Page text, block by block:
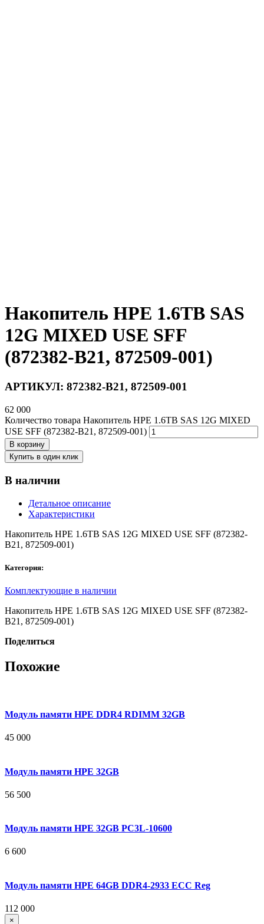
Накопитель HPE 1.6TB SAS
12G MIXED USE SFF
(872382-B21, 872509-001)
АРТИКУЛ: 872382-B21, 872509-001
62 000
Количество товара Накопитель HPE 1.6TB SAS 12G MIXED
USE SFF (872382-B21, 872509-001)
В корзину
Купить в один клик
В наличии
Детальное описание
Характеристики
Накопитель HPE 1.6TB SAS 12G MIXED USE SFF (872382-
B21, 872509-001)
Категория:
Комплектующие в наличии
Накопитель HPE 1.6TB SAS 12G MIXED USE SFF (872382-
B21, 872509-001)
Поделиться
Похожие
Модуль памяти HPE DDR4 RDIMM 32GB
45 000
Модуль памяти HPE 32GB
56 500
Модуль памяти HPE 32GB PC3L-10600
6 600
Модуль памяти HPE 64GB DDR4-2933 ECC Reg
112 000
×